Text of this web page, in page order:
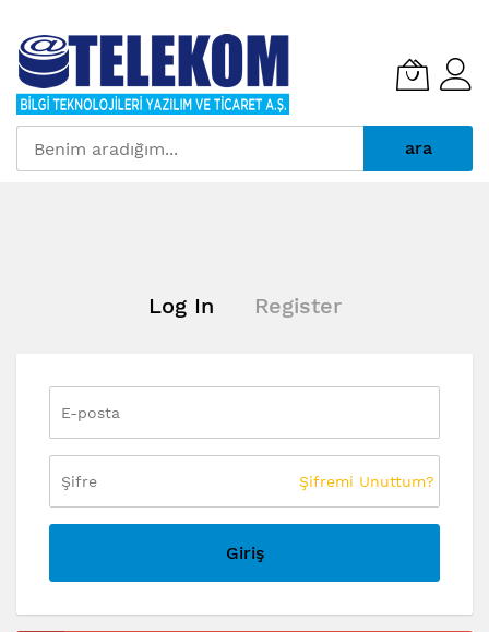
ara
Log In Register
Şifremi Unuttum?
Giriş